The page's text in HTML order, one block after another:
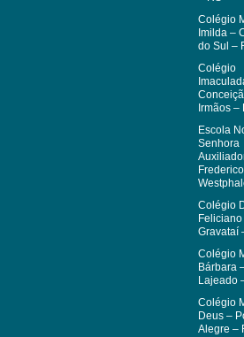
Colégio
Imilda –
do Sul –
Colégio
Irmãos –
Escola
Senhora
Frederico
Colégio
Gravataí
Colégio
Bárbara
Lajeado
Colégio
Deus –
Alegre –